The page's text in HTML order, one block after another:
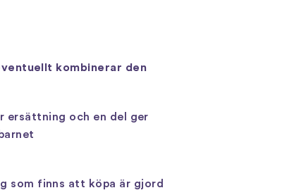
kombinerar den
ersättning och en del ger
som finns att köpa är gjord